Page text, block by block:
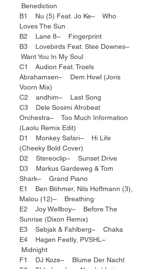
Benediction
B1 Nu (5) Feat. Jo Ke– Who
Loves The Sun
B2 Lane 8– Fingerprint
B3 Lovebirds Feat. Stee Downes–
Want You In My Soul
C1 Audion Feat. Troels
Abrahamsen– Dem Howl (Joris
Voorn Mix)
C2 andhim– Last Song
C3 Dele Sosimi Afrobeat
Orchestra– Too Much Information
(Laolu Remix Edit)
D1 Monkey Safari– Hi Life
(Cheeky Bold Cover)
D2 Stereoclip– Sunset Drive
D3 Markus Gardeweg & Tom
Shark– Grand Piano
E1 Ben Böhmer, Nils Hoffmann (3),
Malou (12)– Breathing
E2 Joy Wellboy– Before The
Sunrise (Dixon Remix)
E3 Sebjak & Fahlberg– Chaka
E4 Hagen Feetly, PVSHL–
Midnight
F1 DJ Koze– Blume Der Nacht